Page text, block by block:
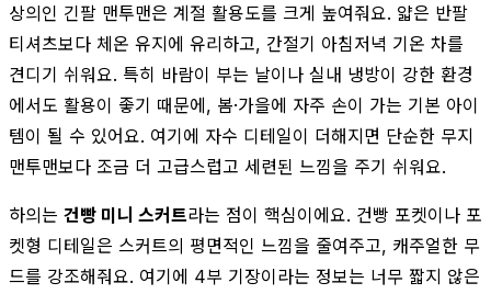
상의인 긴팔 맨투맨은 계절 활용도를 크게 높여줘요. 얇은 반팔
티셔츠보다 체온 유지에 유리하고, 간절기 아침저녁 기온 차를
견디기 쉬워요. 특히 바람이 부는 날이나 실내 냉방이 강한 환경
에서도 활용이 좋기 때문에, 봄·가을에 자주 손이 가는 기본 아이
템이 될 수 있어요. 여기에 자수 디테일이 더해지면 단순한 무지
맨투맨보다 조금 더 고급스럽고 세련된 느낌을 주기 쉬워요.
하의는 건빵 미니 스커트라는 점이 핵심이에요. 건빵 포켓이나 포
켓형 디테일은 스커트의 평면적인 느낌을 줄여주고, 캐주얼한 무
드를 강조해줘요. 여기에 4부 기장이라는 정보는 너무 짧지 않은